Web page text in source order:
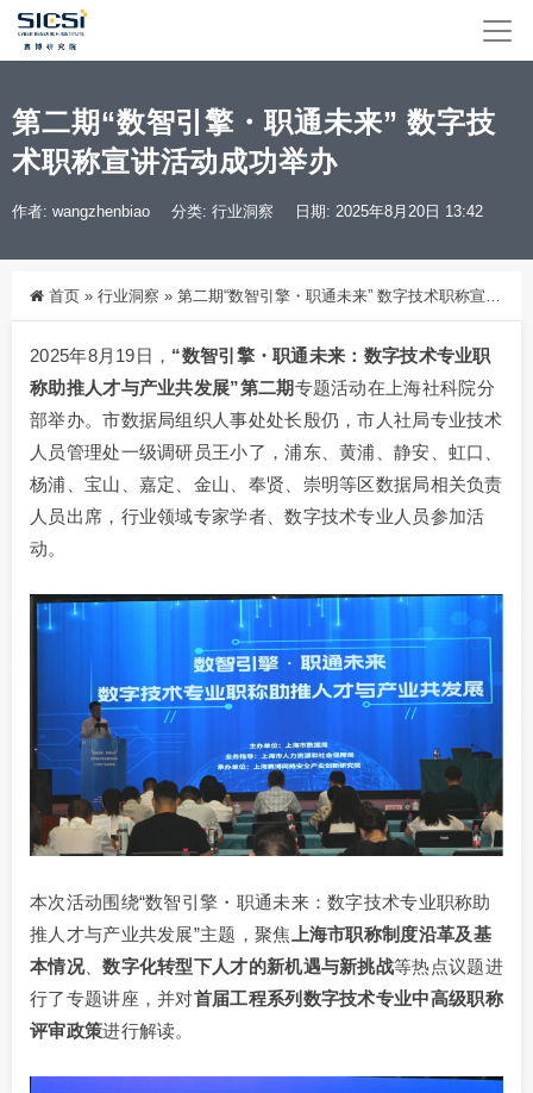
第二期“数智引擎・职通未来” 数字技
术职称宣讲活动成功举办
作者: wangzhenbiao 分类: 行业洞察 日期: 2025年8月20日 13:42
首页 » 行业洞察 » 第二期“数智引擎・职通未来” 数字技术职称宣讲活动成功举办
2025年8月19日， “数智引擎・职通未来：数字技术专业职
称助推人才与产业共发展”第二期专题活动在上海社科院分
部举办。市数据局组织人事处处长殷仍，市人社局专业技术
人员管理处一级调研员王小了，浦东、黄浦、静安、虹口、
杨浦、宝山、嘉定、金山、奉贤、崇明等区数据局相关负责
人员出席，行业领域专家学者、数字技术专业人员参加活
动。
本次活动围绕“数智引擎・职通未来：数字技术专业职称助
推人才与产业共发展”主题，聚焦 上海市职称制度沿革及基
本情况、数字化转型下人才的新机遇与新挑战等热点议题进
行了专题讲座，并对首届工程系列数字技术专业中高级职称
评审政策进行解读。